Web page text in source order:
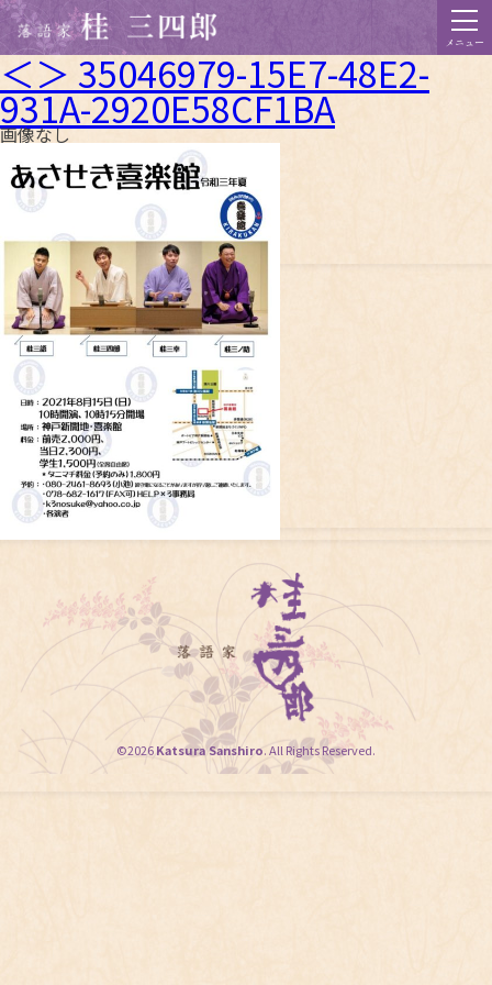
メニュー
＜＞ 35046979-15E7-48E2-
931A-2920E58CF1BA
画像なし
©2026Katsura Sanshiro. All Rights Reserved.